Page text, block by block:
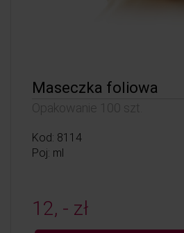
Maseczka foliowa
Opakowanie 100 szt.
Kod: 8114
Poj: ml
12, - zł